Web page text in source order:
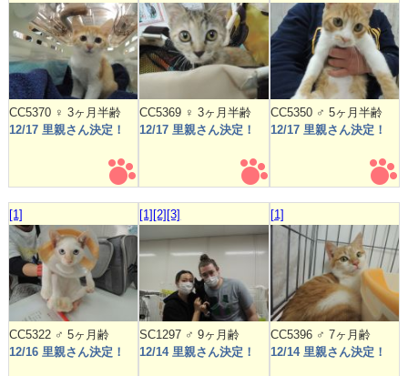
CC5370 ♀ 3ヶ月半齢
12/17 里親さん決定！
CC5369 ♀ 3ヶ月半齢
12/17 里親さん決定！
CC5350 ♂ 5ヶ月半齢
12/17 里親さん決定！
[1]
CC5322 ♂ 5ヶ月齢
12/16 里親さん決定！
[1] [2] [3]
SC1297 ♂ 9ヶ月齢
12/14 里親さん決定！
[1]
CC5396 ♂ 7ヶ月齢
12/14 里親さん決定！